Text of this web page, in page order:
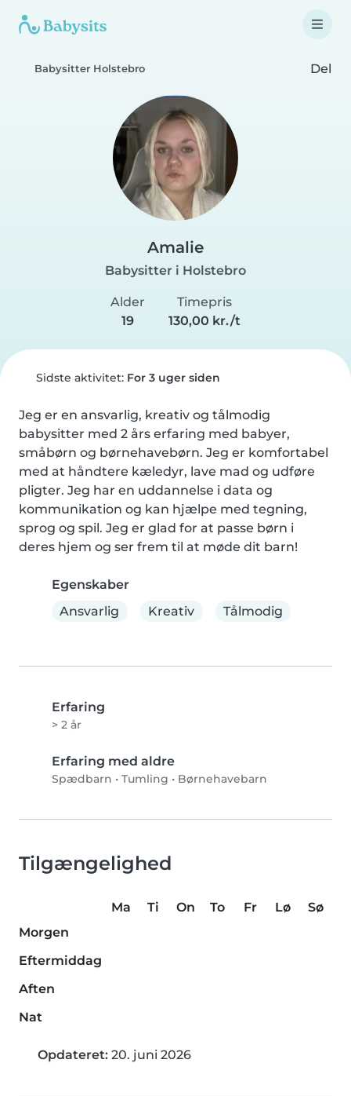
Babysitter Holstebro Del
Amalie
Babysitter i Holstebro
Alder
19
Timepris
130,00 kr./t
Sidste aktivitet: For 3 uger siden
Jeg er en ansvarlig, kreativ og tålmodig
babysitter med 2 års erfaring med babyer,
småbørn og børnehavebørn. Jeg er komfortabel
med at håndtere kæledyr, lave mad og udføre
pligter. Jeg har en uddannelse i data og
kommunikation og kan hjælpe med tegning,
sprog og spil. Jeg er glad for at passe børn i
deres hjem og ser frem til at møde dit barn!
Egenskaber
Ansvarlig
Kreativ Tålmodig
Erfaring
> 2 år
Erfaring med aldre
Spædbarn • Tumling • Børnehavebarn
Tilgængelighed
Ma Ti On To Fr Lø
Sø
Morgen
Eftermiddag
Aften
Nat
Opdateret: 20. juni 2026